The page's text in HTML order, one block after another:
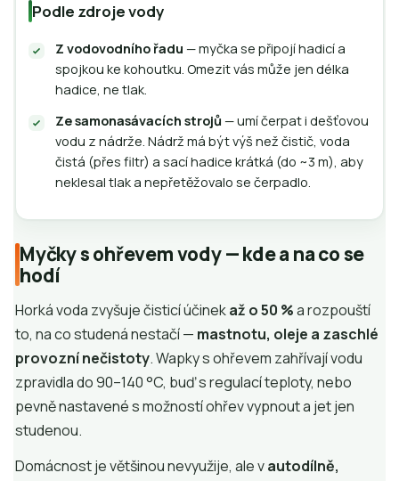
Podle zdroje vody
Z vodovodního řadu — myčka se připojí hadicí a
spojkou ke kohoutku. Omezit vás může jen délka
hadice, ne tlak.
Ze samonasávacích strojů — umí čerpat i dešťovou
vodu z nádrže. Nádrž má být výš než čistič, voda
čistá (přes filtr) a sací hadice krátká (do ~3 m), aby
neklesal tlak a nepřetěžovalo se čerpadlo.
Myčky s ohřevem vody — kde a na co se
hodí
Horká voda zvyšuje čisticí účinekaž o 50 %a rozpouští
to, na co studená nestačí — mastnotu, oleje a zaschlé
provozní nečistoty. Wapky s ohřevem zahřívají vodu
zpravidla do 90–140 °C, buď s regulací teploty, nebo
pevně nastavené s možností ohřev vypnout a jet jen
studenou.
Domácnost je většinou nevyužije, ale vautodílně,